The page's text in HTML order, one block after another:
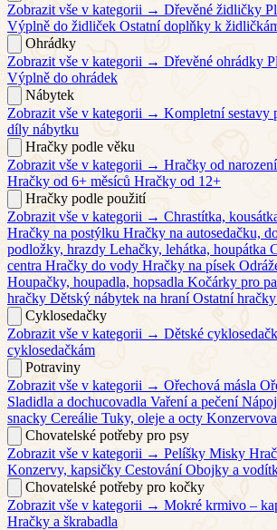
Zobrazit vše v kategorii → Dřevěné židličky
Výplně do židliček Ostatní doplňky k
Ohrádky
Zobrazit vše v kategorii → Dřevěné ohrádky
Výplně do ohrádek
Nábytek
Zobrazit vše v kategorii → Kompletní sestavy
díly nábytku
Hračky podle věku
Zobrazit vše v kategorii → Hračky od narození
Hračky od 6+ měsíců Hračky od 12+
Hračky podle použití
Zobrazit vše v kategorii → Chrastítka,
Hračky na postýlku Hračky na autosedačku,
podložky, hrazdy Lehačky, lehátka, houpátka
centra Hračky do vody Hračky na písek
Houpačky, houpadla, hopsadla Kočárky pro
hračky Dětský nábytek na hraní Ostatní hračky
Cyklosedačky
Zobrazit vše v kategorii → Dětské
cyklosedačkám
Potraviny
Zobrazit vše v kategorii → Ořechová másla
Sladidla a dochucovadla Vaření a pečení
snacky Cereálie Tuky, oleje a octy
Chovatelské potřeby pro psy
Zobrazit vše v kategorii → Pelíšky Misky
Konzervy, kapsičky Cestování Obojky a
Chovatelské potřeby pro kočky
Zobrazit vše v kategorii → Mokré krmivo –
Hračky a škrabadla